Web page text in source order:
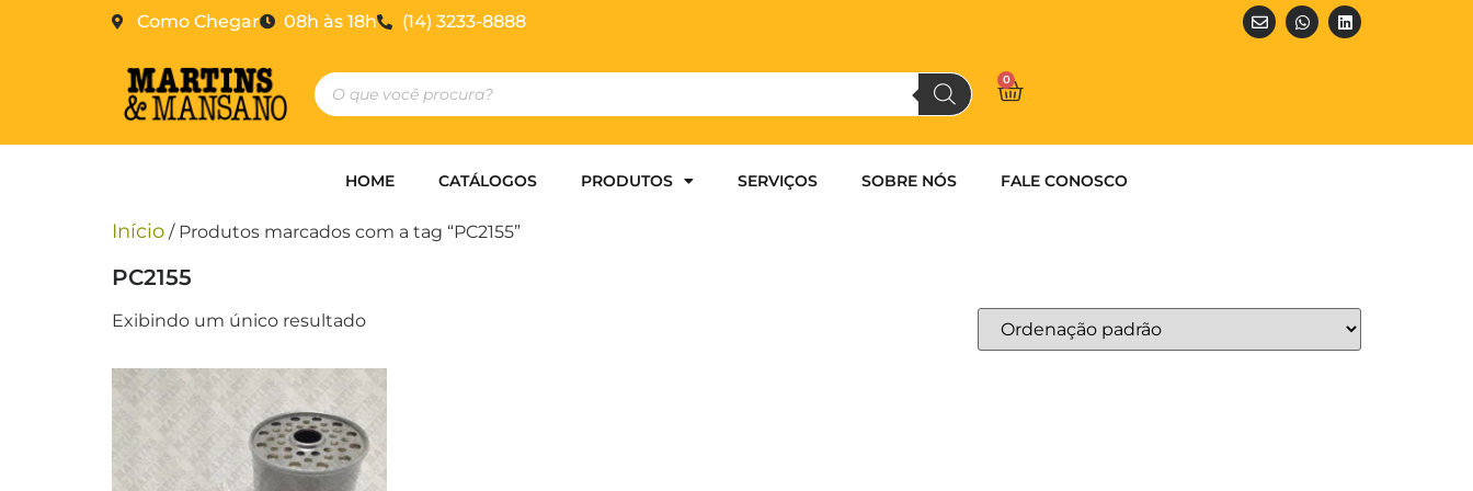
Como Chegar 08h às 18h (14) 3233-8888
0
HOME CATÁLOGOS PRODUTOS SERVIÇOS SOBRE NÓS FALE CONOSCO
Início / Produtos marcados com a tag “PC2155”
PC2155
Exibindo um único resultado